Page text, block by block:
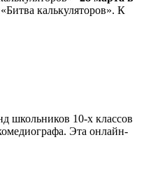
калькуляторов». К
школьников 10-х классов
Эта онлайн-